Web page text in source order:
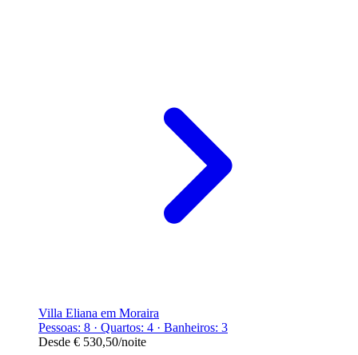
Villa Eliana em Moraira
Pessoas: 8 · Quartos: 4 · Banheiros: 3
Desde € 530,50/noite